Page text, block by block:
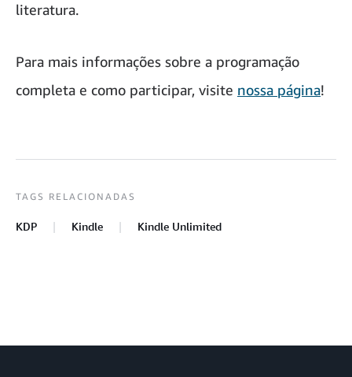
literatura.
Para mais informações sobre a programação
completa e como participar, visite nossa página!
TAGS RELACIONADAS
KDP Kindle Kindle Unlimited